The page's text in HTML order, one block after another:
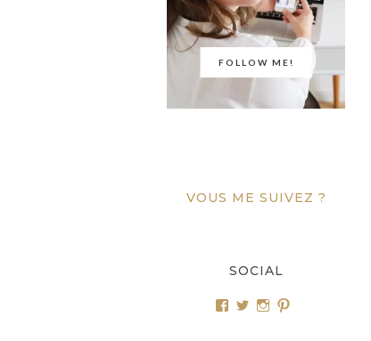
FOLLOW ME!
VOUS ME SUIVEZ ?
SOCIAL
Voir Voir Voir